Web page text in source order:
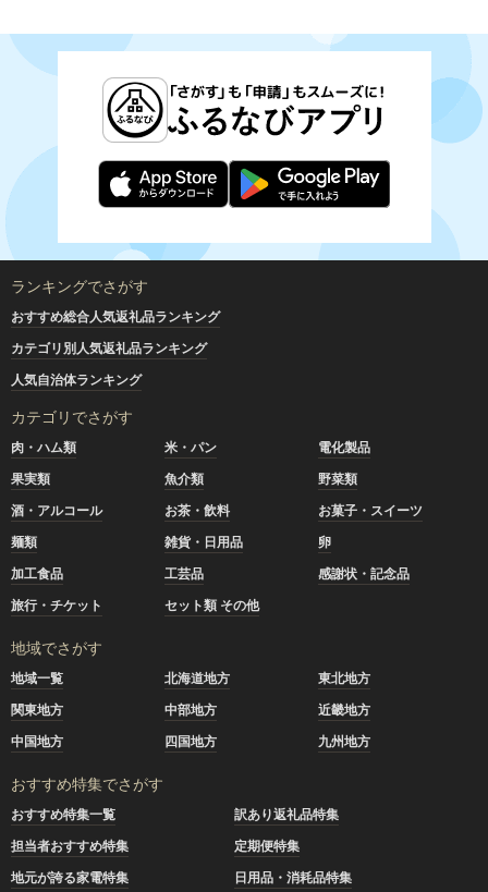
ランキングでさがす
おすすめ総合人気返礼品ランキング
カテゴリ別人気返礼品ランキング
人気自治体ランキング
カテゴリでさがす
肉・ハム類 米・パン
電化製品
果実類
魚介類
野菜類
酒・アルコール
お茶・飲料
お菓子・スイーツ
麺類
雑貨・日用品
卵
加工食品
工芸品
感謝状・記念品
旅行・チケット
セット類 その他
地域でさがす
地域一覧 北海道地方
東北地方
関東地方
中部地方
近畿地方
中国地方
四国地方 九州地方
おすすめ特集でさがす
おすすめ特集一覧
訳あり返礼品特集
担当者おすすめ特集
定期便特集
地元が誇る家電特集
日用品・消耗品特集